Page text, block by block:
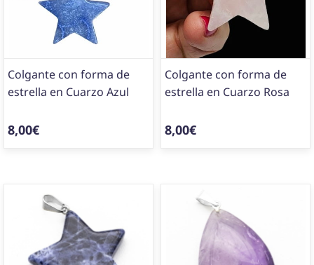
Colgante con forma de
estrella en Cuarzo Azul
8,00€
Colgante con forma de
estrella en Cuarzo Rosa
8,00€